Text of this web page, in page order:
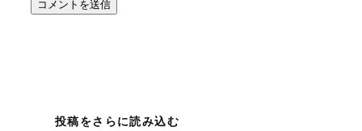
投稿をさらに読み込む